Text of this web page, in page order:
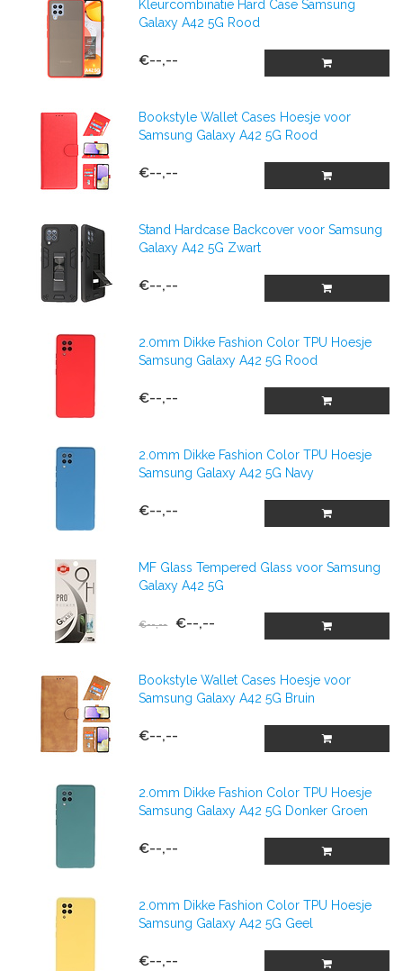
Kleurcombinatie Hard Case Samsung
Galaxy A42 5G Rood
€--,--
Bookstyle Wallet Cases Hoesje voor
Samsung Galaxy A42 5G Rood
€--,--
Stand Hardcase Backcover voor Samsung
Galaxy A42 5G Zwart
€--,--
2.0mm Dikke Fashion Color TPU Hoesje
Samsung Galaxy A42 5G Rood
€--,--
2.0mm Dikke Fashion Color TPU Hoesje
Samsung Galaxy A42 5G Navy
€--,--
MF Glass Tempered Glass voor Samsung
Galaxy A42 5G
€--,-- €--,--
Bookstyle Wallet Cases Hoesje voor
Samsung Galaxy A42 5G Bruin
€--,--
2.0mm Dikke Fashion Color TPU Hoesje
Samsung Galaxy A42 5G Donker Groen
€--,--
2.0mm Dikke Fashion Color TPU Hoesje
Samsung Galaxy A42 5G Geel
€--,--